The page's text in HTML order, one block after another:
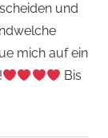
und
mich auf ein
Bis